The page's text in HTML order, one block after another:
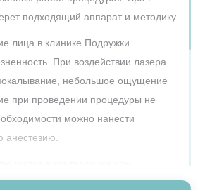
подходящий аппарат и методику.
лица в клинике Подружки
При воздействии лазера
небольшое ощущение
при проведении процедуры не
можно нанести
анестезию.
Это запускает процессы